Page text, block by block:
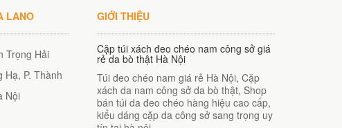
LANO
Trọng Hải
Hạ, P. Thành
Nội
GIỚI THIỆU
Cặp túi xách đeo chéo nam công sở giá
rẻ da bò thật Hà Nội
Túi đeo chéo nam giá rẻ Hà Nội, Cặp
xách da nam công sở da bò thật, Shop
bán túi da đeo chéo hàng hiệu cao cấp,
kiểu dáng cặp da công sở sang trọng uy